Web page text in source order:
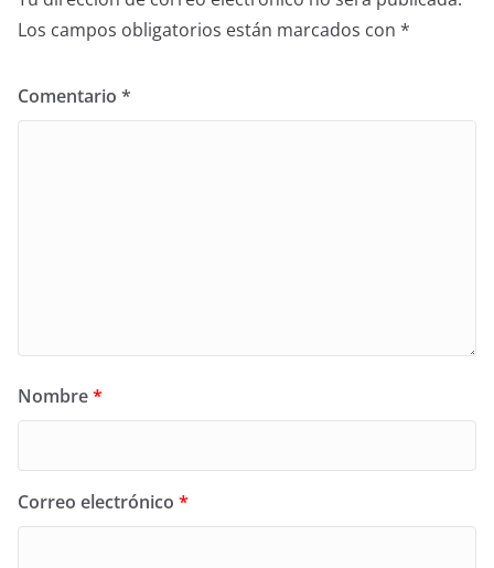
Los campos obligatorios están marcados con *
Comentario *
Nombre*
Correo electrónico *